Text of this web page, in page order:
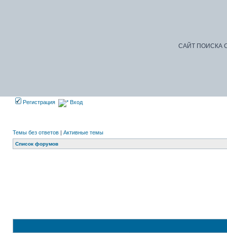
САЙТ ПОИСКА
Регистрация Вход
Темы без ответов | Активные темы
Список форумов